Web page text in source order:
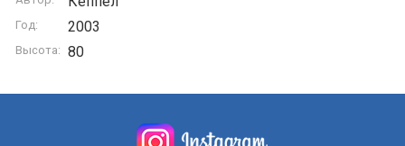
Год: 2003
Высота: 80